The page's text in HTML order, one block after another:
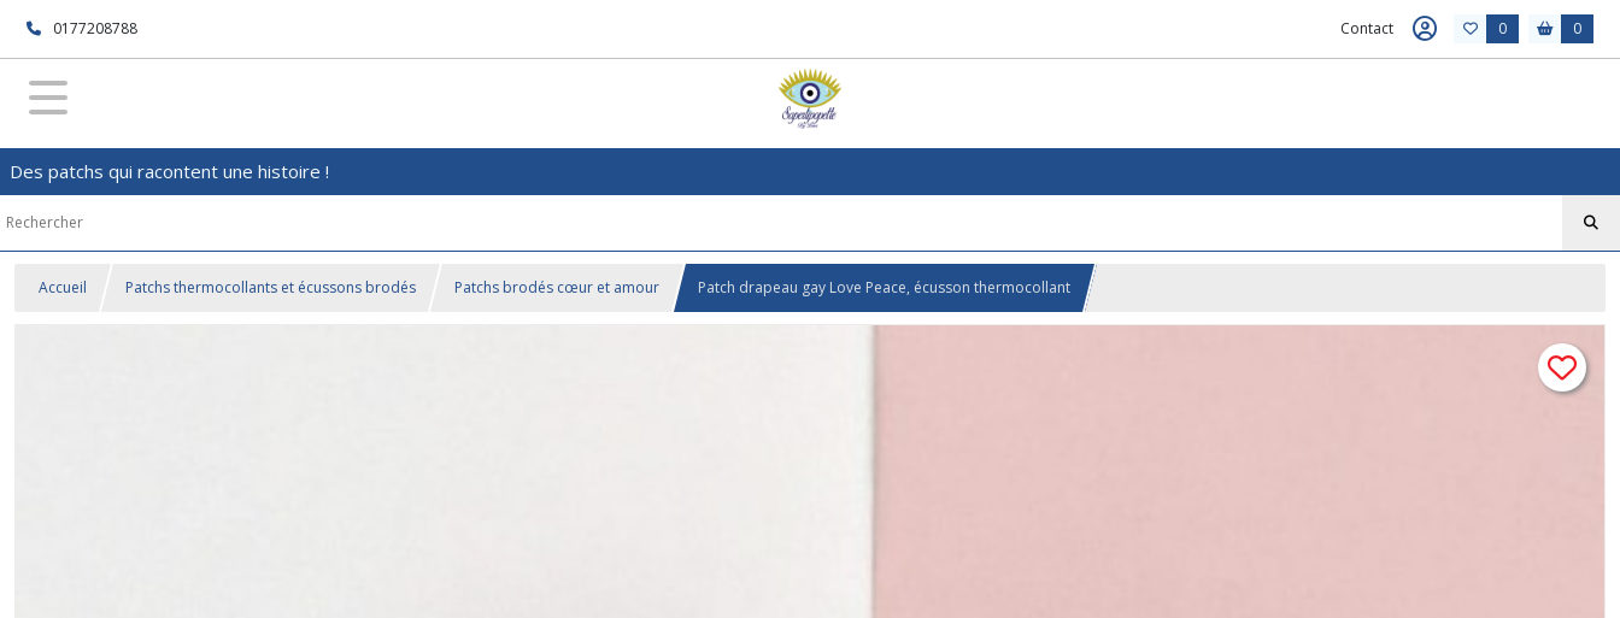
0177208788 Contact 0 0
Des patchs qui racontent une histoire !
Accueil Patchs thermocollants et écussons brodés Patchs brodés cœur et amour Patch drapeau gay Love Peace, écusson thermocollant